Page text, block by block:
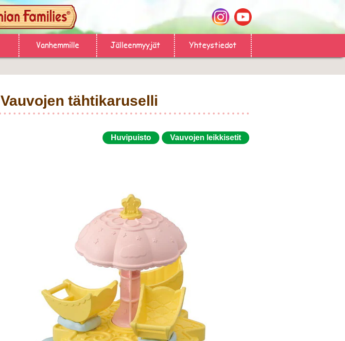
Vanhemmille Jälleenmyyjät Yhteystiedot
Vauvojen tähtikaruselli
Huvipuisto Vauvojen leikkisetit